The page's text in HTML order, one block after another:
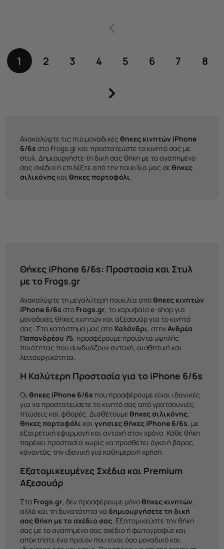
1 2 3 4 5 6 7 8
Ανακαλύψτε τις πιο μοναδικές θηκες κινητών iPhone
6/6s στο Frogs.gr και προστατεύστε το κινητό σας με
στυλ. Δημιουργήστε τη δική σας θήκη με το αγαπημένο
σας σχέδιο ή επιλέξτε από την ποικιλία μας σεθηκες
σιλικόνης καιθηκες πορτοφόλι.
Θήκες iPhone 6/6s: Προστασία και Στυλ
με το Frogs.gr
Ανακαλύψτε τη μεγαλύτερη ποικιλία απόθηκες κινητών
iPhone 6/6s στο Frogs.gr, το κορυφαίο e-shop για
μοναδικές θήκες κινητών και αξεσουάρ για το κινητό
σας. Στο κατάστημα μας στοΧαλάνδρι, στηνΑνδρέα
Παπανδρέου 75, προσφέρουμε προϊόντα υψηλής
ποιότητας που συνδυάζουν αντοχή, αισθητική και
λειτουργικότητα.
Η Καλύτερη Προστασία για το iPhone 6/6s
Οιθηκες iPhone 6/6s που προσφέρουμε είναι ιδανικές
για να προστατεύσετε το κινητό σας από γρατσουνιές,
πτώσεις και φθορές. Διαθέτουμεθηκες σιλικόνης,
θηκες πορτοφόλι καιγνησιες θήκες iPhone 6/6s, με
εξαιρετική εφαρμογή και αντοχή στον χρόνο. Κάθε θήκη
παρέχει προστασία χωρίς να προσθέτει όγκο ή βάρος,
κάνοντάς την ιδανική για καθημερινή χρήση.
Εξατομικευμένες Σχέδια και Premium
Αξεσουάρ
Στο Frogs.gr, δεν προσφέρουμε μόνοθηκες κινητών,
αλλά και τη δυνατότητα να δημιουργήσετε τη δική
σας θήκη με το σχέδιο σας. Εξατομικεύστε την θήκη
σας με το αγαπημένο σας σχέδιο ή φωτογραφία και
αποκτήστε ένα προϊόν που είναι όσο μοναδικό και